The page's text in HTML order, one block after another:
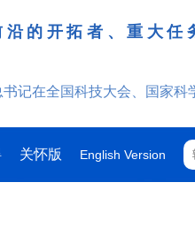
的开拓者、重大任
记在全国科技大会、国家科
关怀版 English Version